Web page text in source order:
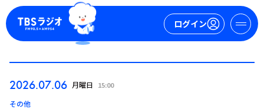
ログイン
2026.07.06 月曜日 15:00
その他